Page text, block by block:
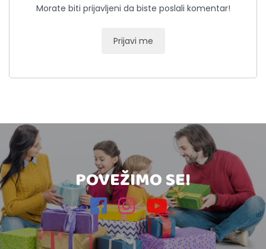
Morate biti prijavljeni da biste poslali komentar!
Prijavi me
POVEŽIMO SE!